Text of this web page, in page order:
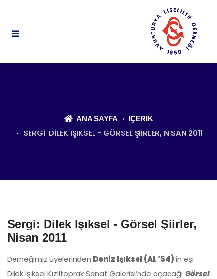
ANA SAYFA İÇERIK
SERGI: DILEK IŞIKSEL - GÖRSEL ŞIIRLER, NISAN 2011
Sergi: Dilek Işıksel - Görsel Şiirler,
Nisan 2011
Derneğimiz üyelerinden Deniz Işıksel (AL ’54)’in eşi
Dilek Işıksel Kızıltoprak Sanat Galerisi’nde açacağı Görsel